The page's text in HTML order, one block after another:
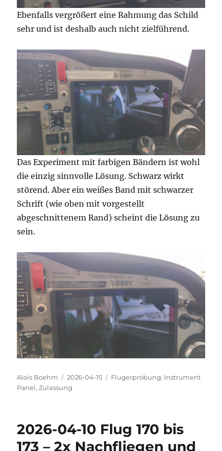
Ebenfalls vergrößert eine Rahmung das Schild
sehr und ist deshalb auch nicht zielführend.
Das Experiment mit farbigen Bändern ist wohl
die einzig sinnvolle Lösung. Schwarz wirkt
störend. Aber ein weißes Band mit schwarzer
Schrift (wie oben mit vorgestellt
abgeschnittenem Rand) scheint die Lösung zu
sein.
Autor
Alois Boehm
Veröffentlicht
am
2026-04-15 Kategorien
Flugerprobung, Instrument
Panel,Zulassung
2026-04-10 Flug 170 bis
173 – 2x Nachfliegen und